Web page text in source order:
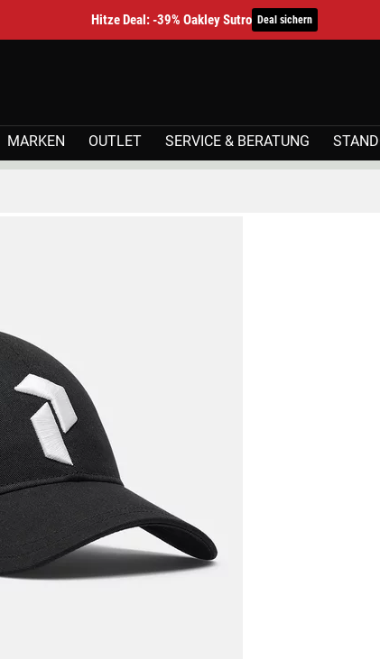
Hitze Deal: -39% Oakley Sutro Deal sichern
MARKEN OUTLET SERVICE & BERATUNG